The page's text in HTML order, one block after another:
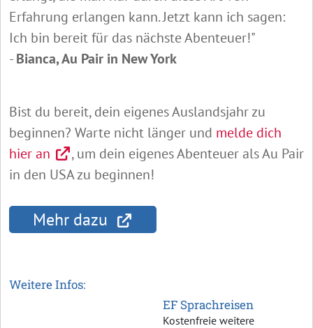
Erfahrung erlangen kann. Jetzt kann ich sagen:
Ich bin bereit für das nächste Abenteuer!"
-Bianca, Au Pair in New York
Bist du bereit, dein eigenes Auslandsjahr zu
beginnen? Warte nicht länger und melde dich
hier an
, um dein eigenes Abenteuer als Au Pair
in den USA zu beginnen!
Mehr dazu
Weitere Infos:
EF Sprachreisen
Kostenfreie weitere